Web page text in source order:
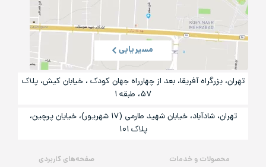
محصولات و خدمات صفحه‌های کاربردی
مسیریابی
تهران، بزرگراه آفریقا، بعد از چهارراه جهان کودک ، خیابان کیش، پلاک
۵۷، طبقه ۱
تهران، شادآباد، خیابان شهید طارمی (۱۷ شهریور)، خیایان پرچین،
پلاک ۱۰۱